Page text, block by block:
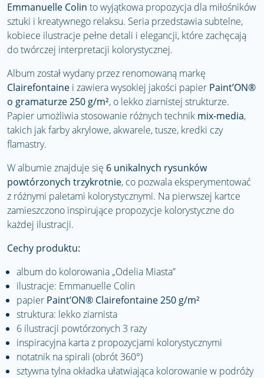
Emmanuelle Colin to wyjątkowa propozycja dla miłośników
sztuki i kreatywnego relaksu. Seria przedstawia subtelne,
kobiece ilustracje pełne detali i elegancji, które zachęcają
do twórczej interpretacji kolorystycznej.
Album został wydany przez renomowaną markę
Clairefontaine i zawiera wysokiej jakości papier Paint’ON®
o gramaturze 250 g/m², o lekko ziarnistej strukturze.
Papier umożliwia stosowanie różnych technik mix-media,
takich jak farby akrylowe, akwarele, tusze, kredki czy
flamastry.
W albumie znajduje się 6 unikalnych rysunków
powtórzonych trzykrotnie, co pozwala eksperymentować
z różnymi paletami kolorystycznymi. Na pierwszej kartce
zamieszczono inspirujące propozycje kolorystyczne do
każdej ilustracji.
Cechy produktu:
album do kolorowania „Odelia Miasta”
ilustracje: Emmanuelle Colin
papier Paint’ON® Clairefontaine 250 g/m²
struktura: lekko ziarnista
6 ilustracji powtórzonych 3 razy
inspiracyjna karta z propozycjami kolorystycznymi
notatnik na spirali (obrót 360°)
sztywna tylna okładka ułatwiająca kolorowanie w podróży